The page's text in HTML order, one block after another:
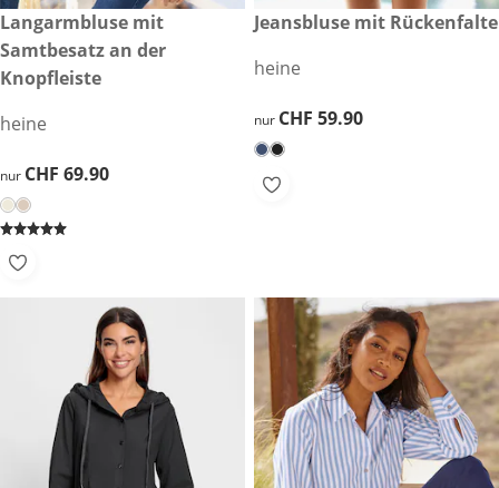
CHF 69.90
Langarmbluse mit
Samtbesatz an der
Knopfleiste
heine
CHF 69.90
nur CHF 69.90
CHF 59.90
Jeansbluse mit Rückenfalte
heine
CHF 59.90
nur CHF 59.90